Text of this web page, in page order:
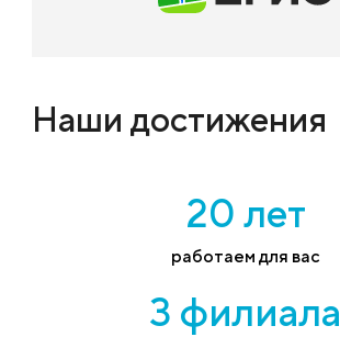
Наши достижения
20 лет
работаем для вас
3 филиала